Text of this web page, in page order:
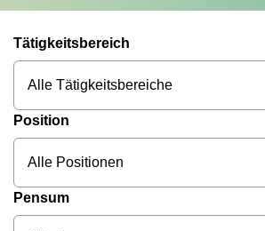
Tätigkeitsbereich
Alle Tätigkeitsbereiche
Position
Alle Positionen
Pensum